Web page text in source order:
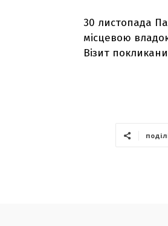
30 листопада
місцевою
Візит